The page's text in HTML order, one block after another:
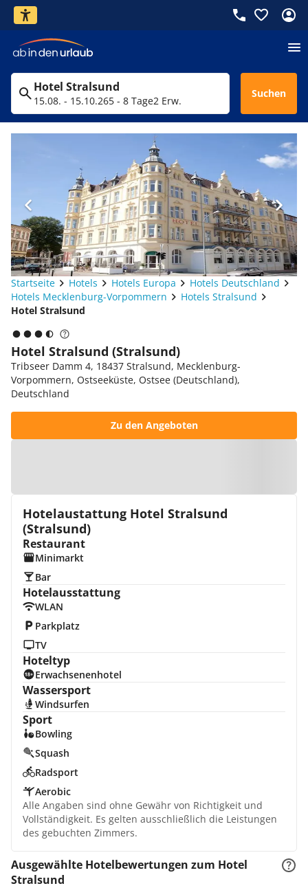
Hotel Stralsund
15.08. - 15.10.265 - 8 Tage2 Erw.
Suchen
Startseite Hotels Hotels Europa
Hotels Deutschland
Hotels Mecklenburg-Vorpommern
Hotels Stralsund
Hotel Stralsund
Hotel Stralsund (Stralsund)
Tribseer Damm 4, 18437 Stralsund, Mecklenburg-
Vorpommern, Ostseeküste, Ostsee (Deutschland),
Deutschland
Zu den Angeboten
Hotelaustattung Hotel Stralsund
(Stralsund)
Restaurant
Minimarkt
Bar
Hotelausstattung
WLAN
Parkplatz
TV
Hoteltyp
Erwachsenenhotel
Wassersport
Windsurfen
Sport
Bowling
Squash
Radsport
Aerobic
Alle Angaben sind ohne Gewähr von Richtigkeit und
Vollständigkeit. Es gelten ausschließlich die Leistungen
des gebuchten Zimmers.
Ausgewählte Hotelbewertungen zum Hotel
Stralsund